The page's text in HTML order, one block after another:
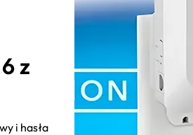
z
i hasła